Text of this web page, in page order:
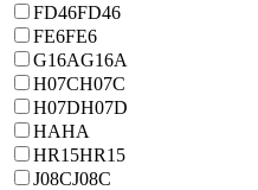
FD46FD46
FE6FE6
G16AG16A
H07CH07C
H07DH07D
HAHA
HR15HR15
J08CJ08C